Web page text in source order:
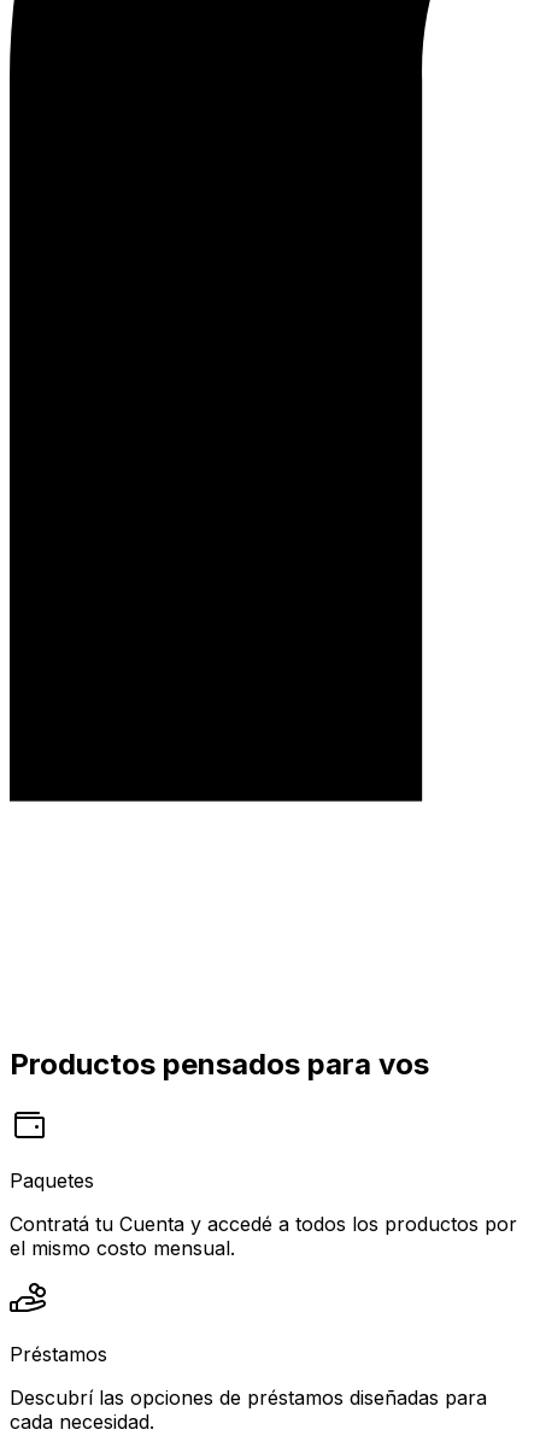
Productos pensados para vos
Paquetes
Contratá tu Cuenta y accedé a todos los productos por
el mismo costo mensual.
Préstamos
Descubrí las opciones de préstamos diseñadas para
cada necesidad.